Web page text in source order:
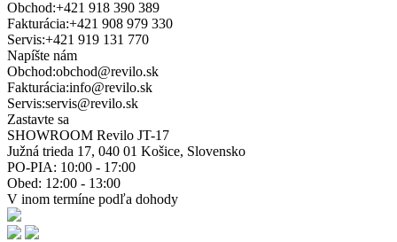
Obchod:+421 918 390 389
Fakturácia:+421 908 979 330
Servis:+421 919 131 770
Napíšte nám
Obchod:obchod@revilo.sk
Fakturácia:info@revilo.sk
Servis:servis@revilo.sk
Zastavte sa
SHOWROOM Revilo JT-17
Južná trieda 17, 040 01 Košice, Slovensko
PO-PIA: 10:00 - 17:00
Obed: 12:00 - 13:00
V inom termíne podľa dohody